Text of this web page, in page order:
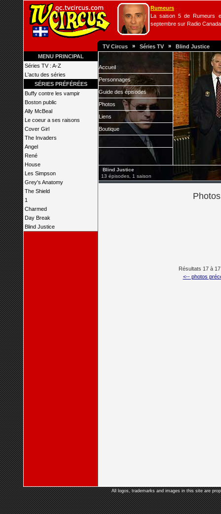
Rumeurs
La saison 5 de Rumeurs
septembre sur Radio
TV Circus » Séries TV » Blind Justice
MENU PRINCIPAL
Séries TV : A-Z
L'actu des séries
SÉRIES PRÉFÉRÉES
Buffy contre les vampir
Boston public
Ally McBeal
Le coeur a ses raisons
Cover Girl
The Invaders
Angel
René
House
Les Simpson
Grey's Anatomy
The Shield
1
Charmed
Day Break
Blind Justice
Accueil
Personnages
Guide des épisodes
Photos
Liens
Boutique
Blind Justice
13 épisodes, 1 saison
Résultats 17 à
<-- photos
All logos, trademarks and images in this site are